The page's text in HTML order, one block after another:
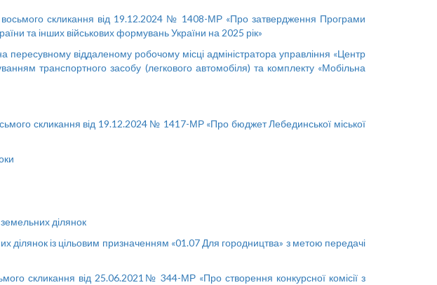
скликання від 19.12.2024 № 1408-МР «Про затвердження Програми
та інших військових формувань України на 2025 рік»
віддаленому робочому місці адміністратора управління «Центр
транспортного засобу (легкового автомобіля) та комплекту «Мобільна
скликання від 19.12.2024 № 1417-МР «Про бюджет Лебединської міської
ділянок
із цільовим призначенням «01.07 Для городництва» з метою передачі
скликання від 25.06.2021№ 344-МР «Про створення конкурсної комісії з